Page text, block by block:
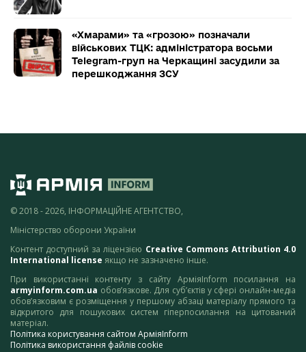
«Хмарами» та «грозою» позначали
військових ТЦК: адміністратора восьми
Telegram-груп на Черкащині засудили за
перешкоджання ЗСУ
© 2018 - 2026, ІНФОРМАЦІЙНЕ АГЕНТСТВО,
Міністерство оборони України
Контент доступний за ліцензією Creative Commons Attribution 4.0
International license якщо не зазначено інше.
При використанні контенту з сайту АрміяInform посилання на
armyinform.com.ua обов’язкове. Для суб’єктів у сфері онлайн-медіа
обов’язковим є розміщення у першому абзаці матеріалу прямого та
відкритого для пошукових систем гіперпосилання на цитований
матеріал.
Політика користування сайтом АрміяInform
Політика використання файлів cookie